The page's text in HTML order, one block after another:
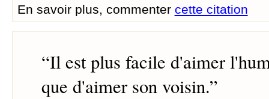
En savoir plus, commenter cette citation
“Il est plus facile d'aimer
que d'aimer son voisin.”